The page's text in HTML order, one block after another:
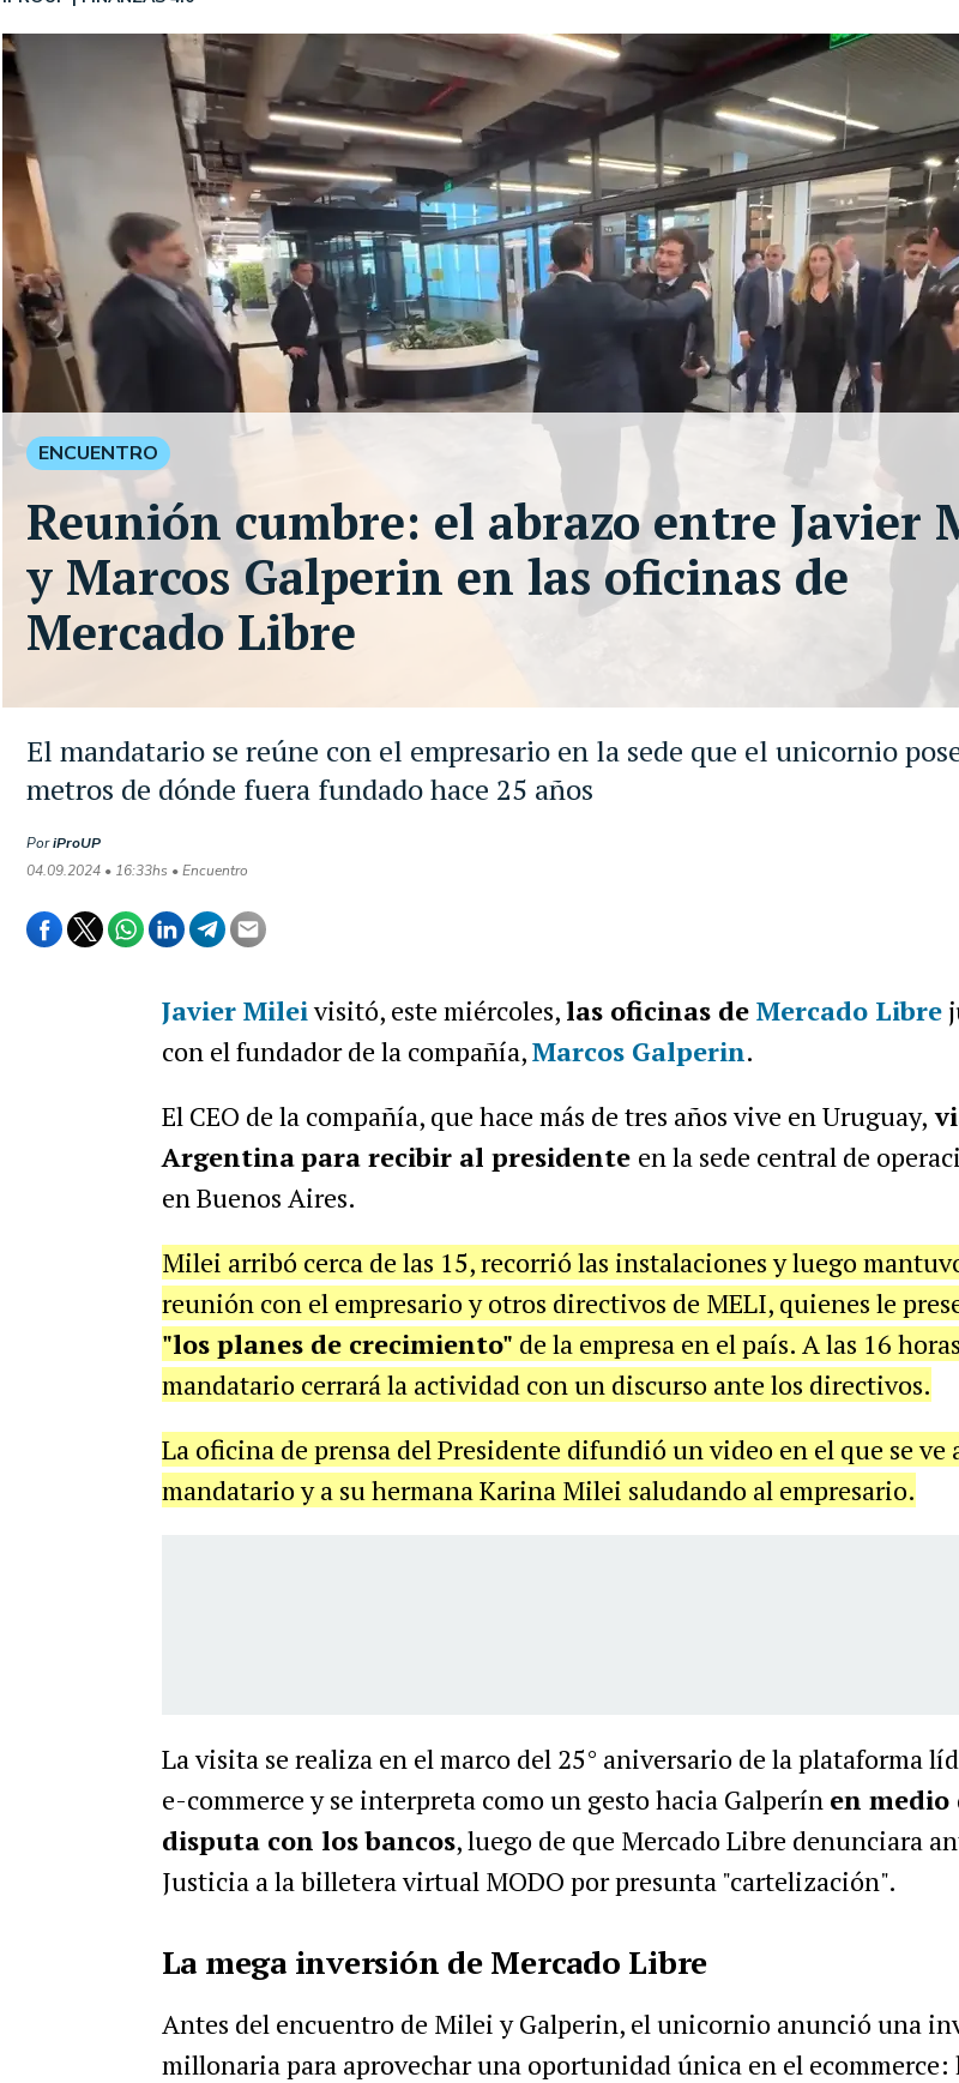
El mandatario se reúne con el empresario en la sede que el unicornio
metros de dónde fuera fundado hace 25 años
PoriProUP
04.09.2024 • 16:33hs • Encuentro
ENCUENTRO
Reunión cumbre: el abrazo entre Javier
y Marcos Galperin en las oficinas de
Mercado Libre
Javier Mileivisitó, este miércoles,las oficinas de Mercado Libre
con el fundador de la compañía,Marcos Galperin.
El CEO de la compañía, que hace más de tres años vive en Uruguay,
Argentinapara recibir al presidente en la sede central de
en Buenos Aires.
Milei arribó cerca de las 15, recorrió las instalaciones y luego
reunión con el empresario y otros directivos de MELI, quienes le
"los planes de crecimiento" de la empresa en el país. A las 16
mandatario cerrará la actividad con un discurso ante los directivos.
La oficina de prensa del Presidente difundió un video en el que se ve
mandatario y a su hermana Karina Milei saludando al empresario.
La visita se realiza en el marco del 25° aniversario de la plataforma
e-commerce y se interpreta como un gesto hacia Galperín en medio
disputa con los bancos, luego de que Mercado Libre denunciara
Justicia a la billetera virtual MODO por presunta "cartelización".
La mega inversión de Mercado Libre
Antes del encuentro de Milei y Galperin, el unicornio anunció una
millonaria para aprovechar una oportunidad única en el ecommerce: